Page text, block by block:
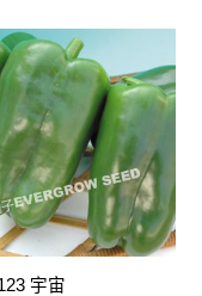
宇宙